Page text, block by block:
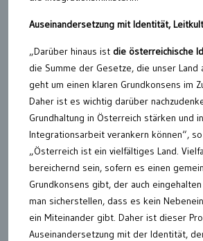
Auseinandersetzung mit Identität,
„Darüber hinaus ist die österreichische
die Summe der Gesetze, die unser Land
geht um einen klaren Grundkonsens im
Daher ist es wichtig darüber
Grundhaltung in Österreich stärken und
Integrationsarbeit verankern können“, so
„Österreich ist ein vielfältiges Land.
bereichernd sein, sofern es einen
Grundkonsens gibt, der auch
man sicherstellen, dass es kein
ein Miteinander gibt. Daher ist dieser
Auseinandersetzung mit der Identität,